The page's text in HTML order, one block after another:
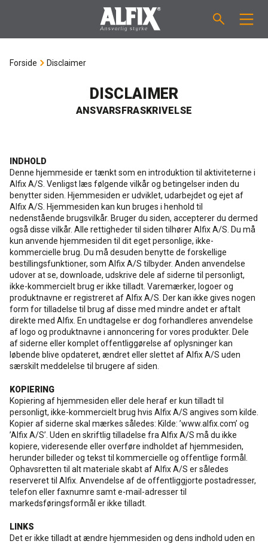
Støbemasse ”Mix”
Vådrumsmembraner
Fliseklæber "Fix"
Primere / Bindere
Fugemasse
Rense- og plejemidler
Facadepuds og maling
Trinlydsdæmpning
Downloads
OM ALFIX
Om Alfix
Ansvarlighed
Forhandlere
Referencer
Downloads
Kontakt
Pro Club
NYHEDER & ARTIKLER
DK
NO
SE
EN
Forside Disclaimer
DISCLAIMER
ANSVARSFRASKRIVELSE
INDHOLD
Denne hjemmeside er tænkt som en introduktion til aktiviteterne i
Alfix A/S. Venligst læs følgende vilkår og betingelser inden du
benytter siden. Hjemmesiden er udviklet, udarbejdet og ejet af
Alfix A/S. Hjemmesiden kan kun bruges i henhold til
nedenstående brugsvilkår. Bruger du siden, accepterer du dermed
også disse vilkår. Alle rettigheder til siden tilhører Alfix A/S. Du må
kun anvende hjemmesiden til dit eget personlige, ikke-
kommercielle brug. Du må desuden benytte de forskellige
bestillingsfunktioner, som Alfix A/S tilbyder. Anden anvendelse
udover at se, downloade, udskrive dele af siderne til personligt,
ikke-kommercielt brug er ikke tilladt. Varemærker, logoer og
produktnavne er registreret af Alfix A/S. Der kan ikke gives nogen
form for tilladelse til brug af disse med mindre andet er aftalt
direkte med Alfix. En undtagelse er dog forhandleres anvendelse
af logo og produktnavne i annoncering for vores produkter. Dele
af siderne eller komplet offentliggørelse af oplysninger kan
løbende blive opdateret, ændret eller slettet af Alfix A/S uden
særskilt meddelelse til brugere af siden.
KOPIERING
Kopiering af hjemmesiden eller dele heraf er kun tilladt til
personligt, ikke-kommercielt brug hvis Alfix A/S angives som kilde.
Kopier af siderne skal mærkes således: Kilde: ’www.alfix.com’ og
’Alfix A/S’. Uden en skriftlig tilladelse fra Alfix A/S må du ikke
kopiere, videresende eller overføre indholdet af hjemmesiden,
herunder billeder og tekst til kommercielle og offentlige formål.
Ophavsretten til alt materiale skabt af Alfix A/S er således
reserveret til Alfix. Anvendelse af de offentliggjorte postadresser,
telefon eller faxnumre samt e-mail-adresser til
markedsføringsformål er ikke tilladt.
LINKS
Det er ikke tilladt at ændre hjemmesiden og dens indhold uden en